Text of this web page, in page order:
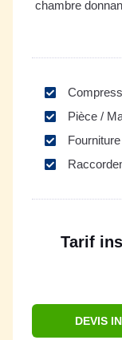
chambre
Pièce /
Tarif
DEVIS